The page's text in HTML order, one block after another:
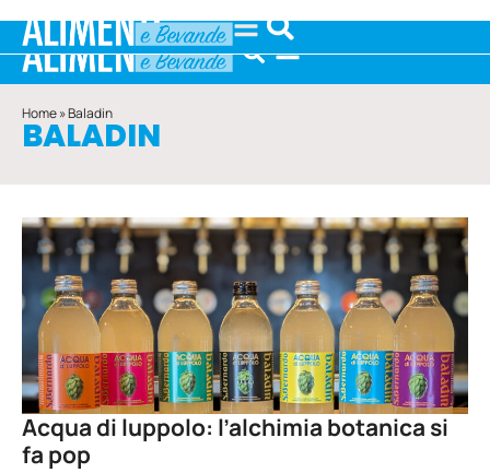
Home»Baladin
BALADIN
Acqua di luppolo: l’alchimia botanica si
fa pop